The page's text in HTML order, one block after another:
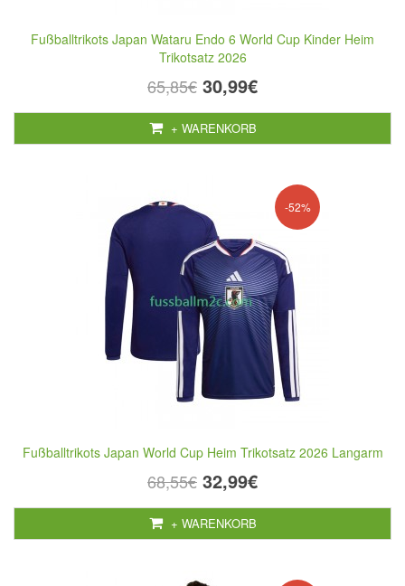
Fußballtrikots Japan Wataru Endo 6 World Cup Kinder Heim
Trikotsatz 2026
65,85€ 30,99€
+ WARENKORB
-52%
Fußballtrikots Japan World Cup Heim Trikotsatz 2026 Langarm
68,55€ 32,99€
+ WARENKORB